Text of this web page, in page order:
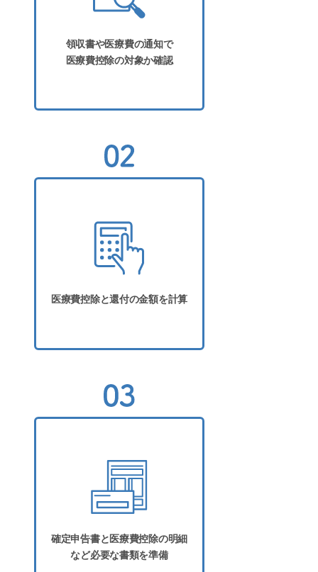
領収書や医療費の通知で
医療費控除の対象か確認
医療費控除と還付の金額を計算
確定申告書と医療費控除の明細
など必要な書類を準備